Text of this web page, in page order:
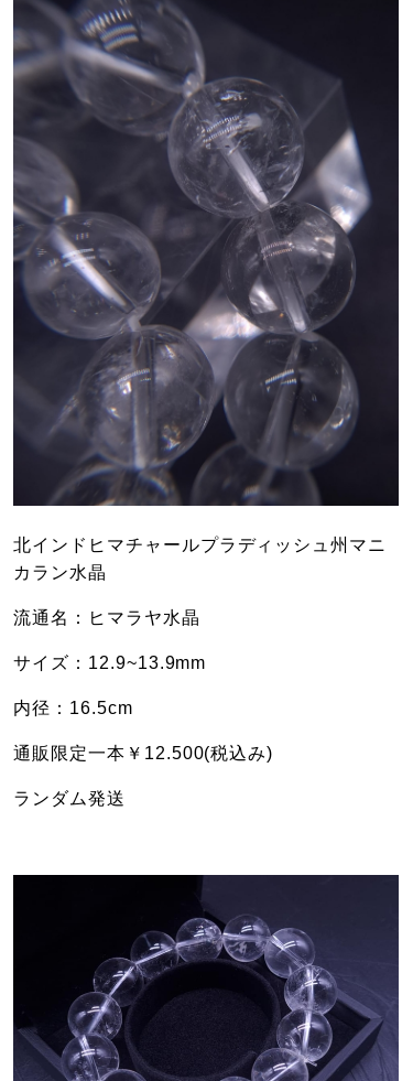
北インドヒマチャールプラディッシュ州マニ
カラン水晶
流通名：ヒマラヤ水晶
サイズ：12.9~13.9mm
内径：16.5cm
通販限定一本￥12.500(税込み)
ランダム発送